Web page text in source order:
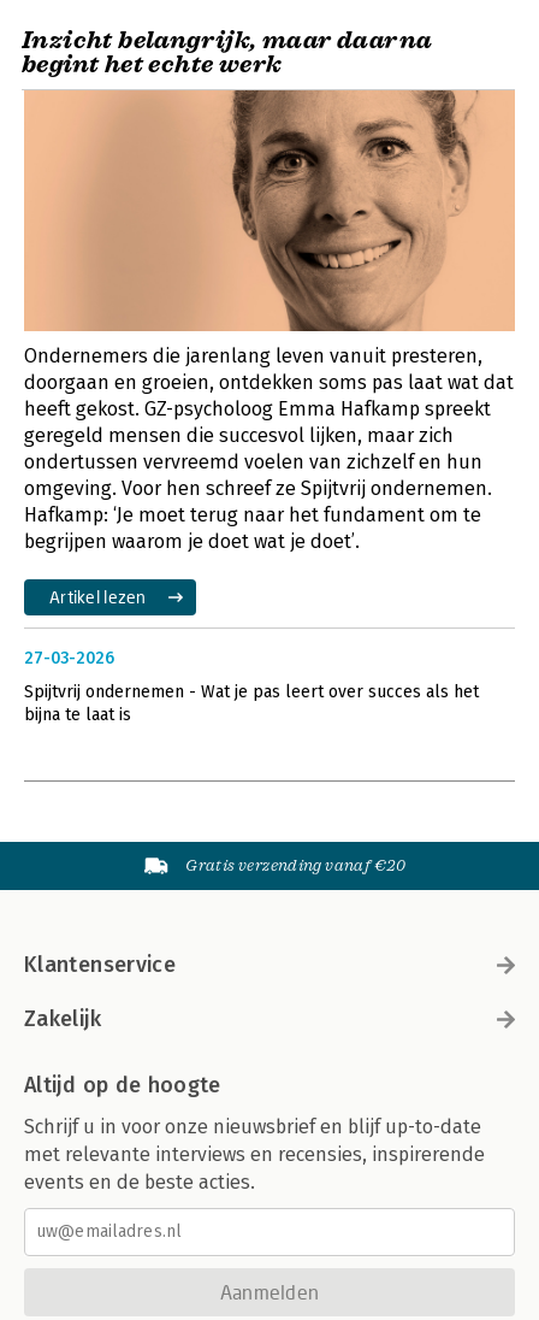
Inzicht belangrijk, maar daarna
begint het echte werk
Ondernemers die jarenlang leven vanuit presteren,
doorgaan en groeien, ontdekken soms pas laat wat dat
heeft gekost. GZ-psycholoog Emma Hafkamp spreekt
geregeld mensen die succesvol lijken, maar zich
ondertussen vervreemd voelen van zichzelf en hun
omgeving. Voor hen schreef ze Spijtvrij ondernemen.
Hafkamp: ‘Je moet terug naar het fundament om te
begrijpen waarom je doet wat je doet’.
Artikel lezen
27-03-2026
Spijtvrij ondernemen - Wat je pas leert over succes als het
bijna te laat is
Gratis verzending vanaf €20
Klantenservice
Zakelijk
Altijd op de hoogte
Schrijf u in voor onze nieuwsbrief en blijf up-to-date
met relevante interviews en recensies, inspirerende
events en de beste acties.
Aanmelden